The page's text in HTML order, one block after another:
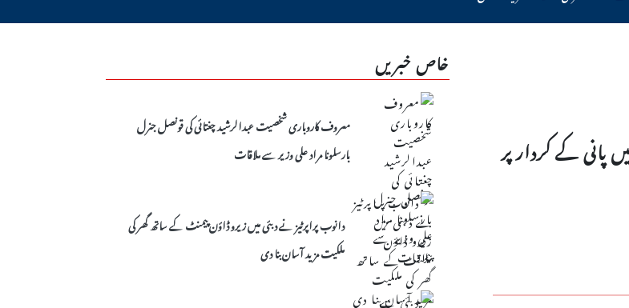
پانی کے کردار پر
خاص خبریں
معروف کاروباری شخصیت عبدالرشید چغتائی کی قونصل جنرل
بارسلونا مراد علی وزیر سے ملاقات
دانوب پراپرٹیز نے دبئی میں زیرو ڈاؤن پیمنٹ کے ساتھ گھر کی
ملکیت مزید آسان بنا دی